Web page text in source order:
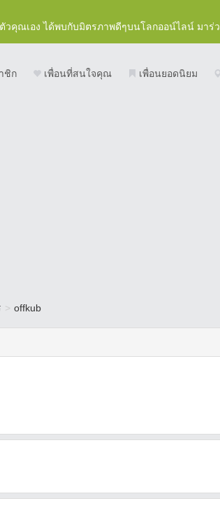
วคุณเอง ได้พบกับมิตรภาพดีๆบนโลกออน์ไลน์ มาร่
ชิก เพื่อนที่สนใจคุณ เพื่อนยอดนิยม
> offkub